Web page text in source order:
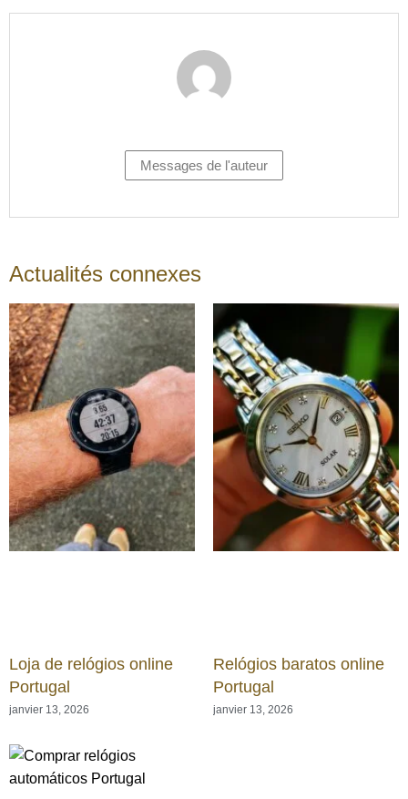
Messages de l'auteur
Actualités connexes
Loja de relógios online
Portugal
janvier 13, 2026
Relógios baratos online
Portugal
janvier 13, 2026